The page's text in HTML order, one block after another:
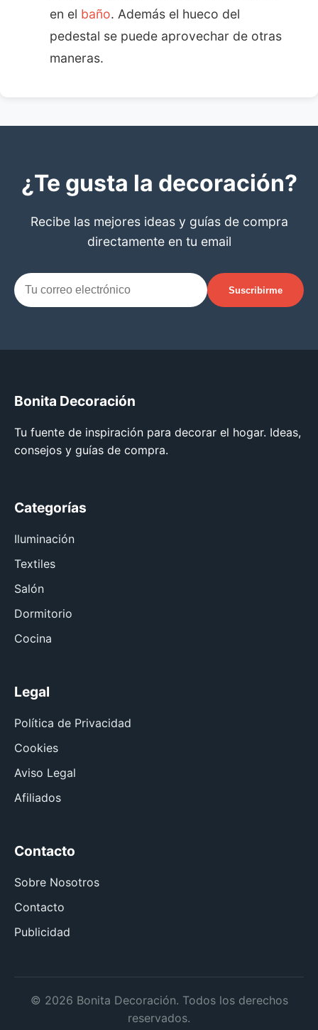
en el baño. Además el hueco del
pedestal se puede aprovechar de otras
maneras.
¿Te gusta la decoración?
Recibe las mejores ideas y guías de compra
directamente en tu email
Suscribirme
Bonita Decoración
Tu fuente de inspiración para decorar el hogar. Ideas,
consejos y guías de compra.
Categorías
Iluminación
Textiles
Salón
Dormitorio
Cocina
Legal
Política de Privacidad
Cookies
Aviso Legal
Afiliados
Contacto
Sobre Nosotros
Contacto
Publicidad
© 2026 Bonita Decoración. Todos los derechos
reservados.